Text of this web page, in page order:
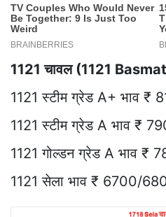
1121 चावल (1121
1121 स्टीम ग्रेड A+ भाव ₹
1121 स्टीम ग्रेड A भाव ₹
1121 गोल्डन ग्रेड A भाव ₹
1121 सेला भाव ₹ 6700/